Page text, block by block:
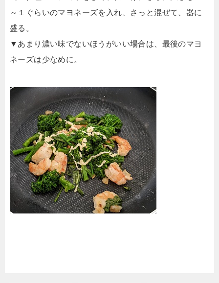
～１ぐらいのマヨネーズを入れ、さっと混ぜて、器に
盛る。
▼あまり濃い味でないほうがいい場合は、最後のマヨ
ネーズは少なめに。